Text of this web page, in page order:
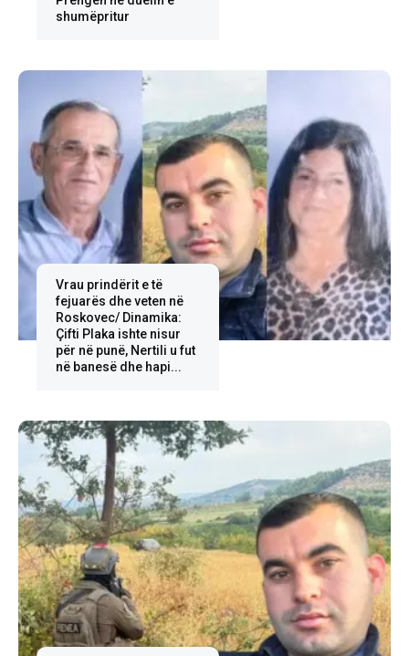
shumëpritur
Vrau prindërit e të
fejuarës dhe veten në
Roskovec/ Dinamika:
Çifti Plaka ishte nisur
për në punë, Nertili u fut
në banesë dhe hapi...